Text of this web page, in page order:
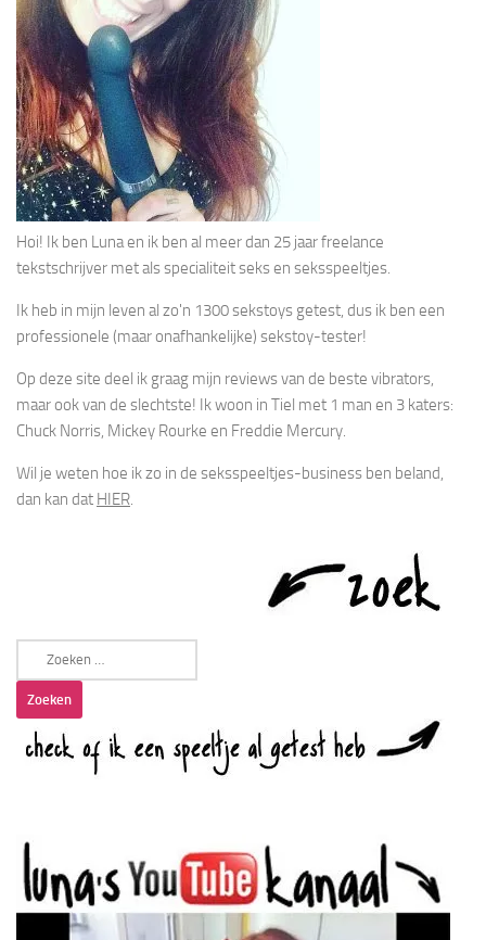
Hoi! Ik ben Luna en ik ben al meer dan 25 jaar freelance
tekstschrijver met als specialiteit seks en seksspeeltjes.
Ik heb in mijn leven al zo'n 1300 sekstoys getest, dus ik ben een
professionele (maar onafhankelijke) sekstoy-tester!
Op deze site deel ik graag mijn reviews van de beste vibrators,
maar ook van de slechtste! Ik woon in Tiel met 1 man en 3 katers:
Chuck Norris, Mickey Rourke en Freddie Mercury.
Wil je weten hoe ik zo in de seksspeeltjes-business ben beland,
dan kan dat HIER
Zoeken
naar: